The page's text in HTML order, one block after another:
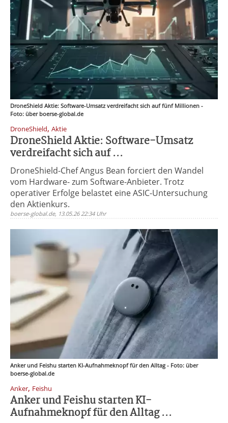
DroneShield Aktie: Software-Umsatz verdreifacht sich auf fünf Millionen -
Foto: über boerse-global.de
DroneShield, Aktie
DroneShield Aktie: Software-Umsatz
verdreifacht sich auf ...
DroneShield-Chef Angus Bean forciert den Wandel
vom Hardware- zum Software-Anbieter. Trotz
operativer Erfolge belastet eine ASIC-Untersuchung
den Aktienkurs.
boerse-global.de, 13.05.26 22:34 Uhr
Anker und Feishu starten KI-Aufnahmeknopf für den Alltag - Foto: über
boerse-global.de
Anker, Feishu
Anker und Feishu starten KI-
Aufnahmeknopf für den Alltag ...